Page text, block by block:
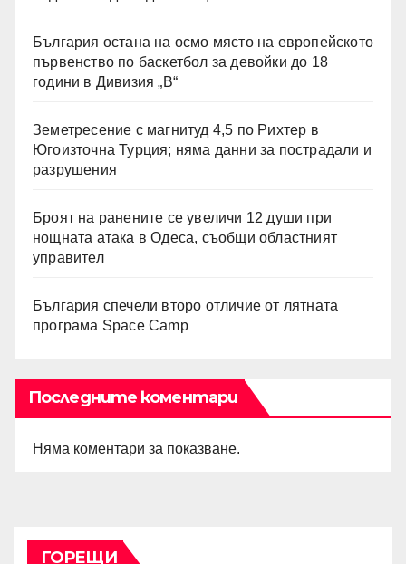
България остана на осмо място на европейското
първенство по баскетбол за девойки до 18
години в Дивизия „В“
Земетресение с магнитуд 4,5 по Рихтер в
Югоизточна Турция; няма данни за пострадали и
разрушения
Броят на ранените се увеличи 12 души при
нощната атака в Одеса, съобщи областният
управител
България спечели второ отличие от лятната
програма Space Camp
Последните коментари
Няма коментари за показване.
ГОРЕЩИ